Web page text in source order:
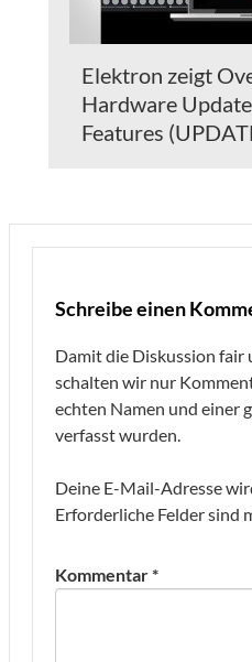
Elektron zeigt
Hardware
Features
Schreibe einen
Damit die Diskussion
schalten wir nur
echten Namen und einer
verfasst wurden.
Deine E-Mail-Adresse
Erforderliche Felder sind
Kommentar*